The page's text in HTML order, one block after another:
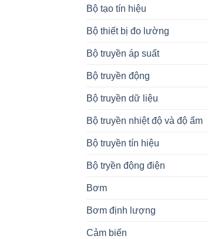
Bộ tạo tín hiệu
Bộ thiết bị đo lường
Bộ truyền áp suất
Bộ truyền động
Bộ truyền dữ liệu
Bộ truyền nhiệt độ và độ ẩm
Bộ truyền tín hiệu
Bộ tryền động điện
Bơm
Bơm định lượng
Cảm biến